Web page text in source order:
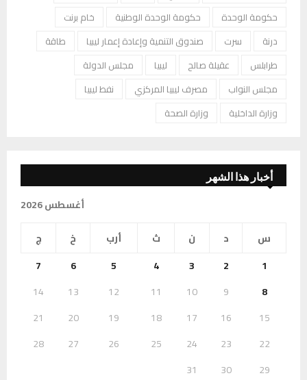
حكومة الوحدة
حكومة الوحدة الوطنية
خام برنت
درنة
سرت صندوق التنمية وإعادة إعمار ليبيا
طاقة
طرابلس
عقيلة صالح ليبيا
مجلس الدولة
مجلس النواب
مصرف ليبيا المركزي
نفط ليبيا
وزارة الداخلية
وزارة الصحة
أخبار هذا الشهر
أغسطس 2026
س
د ن ث أرب خ
ج
1
2
3
4
5
6
7
8
9
10
11
12
13
14
15
16
17
18
19
20
21
22
23
24
25
26
27
28
29
30
31